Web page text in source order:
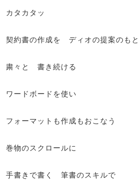
カタカタッ
契約書の作成を ディオの提案のもと
粛々と 書き続ける
ワードボードを使い
フォーマットも作成もおこなう
巻物のスクロールに
手書きで書く 筆書のスキルで